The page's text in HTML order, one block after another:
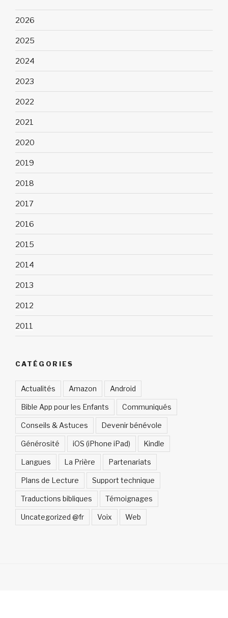
2026
2025
2024
2023
2022
2021
2020
2019
2018
2017
2016
2015
2014
2013
2012
2011
CATÉGORIES
Actualités Amazon Android
Bible App pour les Enfants Communiqués
Conseils & Astuces Devenir bénévole
Générosité iOS (iPhone iPad) Kindle
Langues La Prière Partenariats
Plans de Lecture Support technique
Traductions bibliques Témoignages
Uncategorized @fr Voix Web